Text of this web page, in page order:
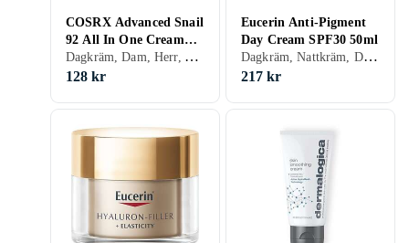
COSRX Advanced Snail
92 All In One Cream
100ml
Dagkräm, Dam, Herr, Anti-blemish, Återfuktande, Motverkar rynkor, Regenererande, Balanserande, Närande, Lugnande, Upplysande, Normal, Blandad, Torr, Fet, Alla, Känslig, Mogen
128 kr
Eucerin Anti-Pigment
Day Cream SPF30 50ml
Dagkräm, Nattkräm, Dagkräm med SPF, Anti age, Dam, Anti-blemish, Återfuktande, Bronzing, Lyster, Närande, Upplysande, Normal, Alla, Mogen
217 kr